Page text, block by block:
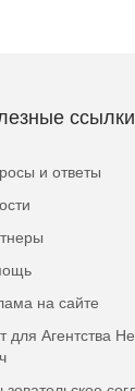
ссылки
и ответы
на сайте
для Агентства